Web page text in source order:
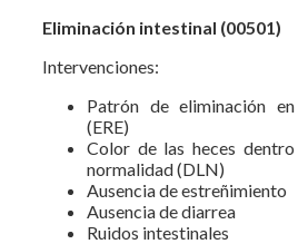
Eliminación intestinal (00501)
Intervenciones:
Patrón de eliminación
(ERE)
Color de las heces
normalidad (DLN)
Ausencia de estreñimiento
Ausencia de diarrea
Ruidos intestinales